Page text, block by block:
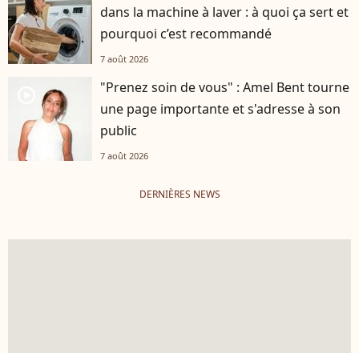
dans la machine à laver : à quoi ça sert et
pourquoi c’est recommandé
7 août 2026
"Prenez soin de vous" : Amel Bent tourne
une page importante et s'adresse à son
public
7 août 2026
DERNIÈRES NEWS